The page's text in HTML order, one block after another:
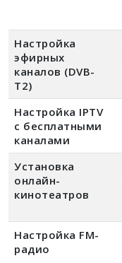
Настройка
эфирных
каналов (DVB-
T2)
Настройка IPTV
с бесплатными
каналами
Установка
онлайн-
кинотеатров
Настройка FM-
радио